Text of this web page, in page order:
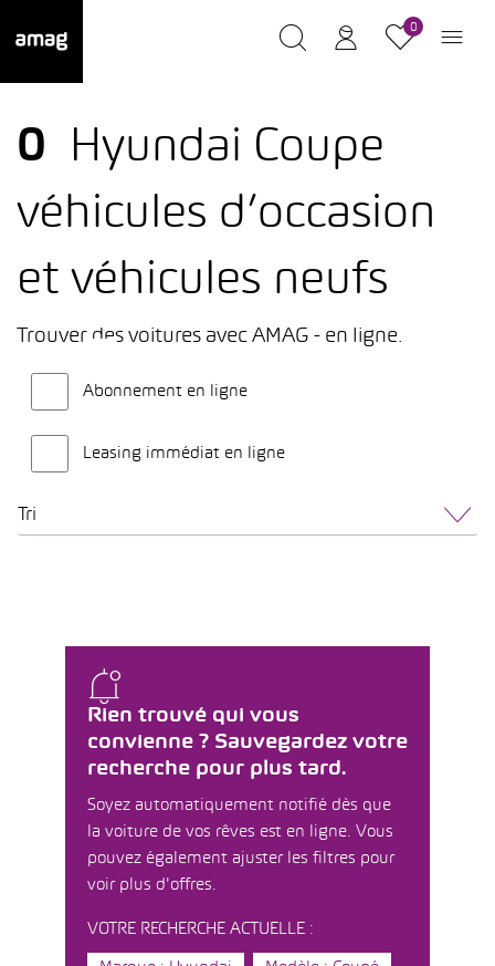
0
0
Hyundai Coupe
véhicules d’occasion
et véhicules neufs
Trouver des voitures avec AMAG - en ligne.
Abonnement en ligne
Leasing immédiat en ligne
Tri
Rien trouvé qui vous
convienne ? Sauvegardez votre
recherche pour plus tard.
Soyez automatiquement notifié dès que
la voiture de vos rêves est en ligne. Vous
pouvez également ajuster les filtres pour
voir plus d'offres.
VOTRE RECHERCHE ACTUELLE :